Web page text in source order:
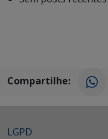
Compartilhe:
LGPD